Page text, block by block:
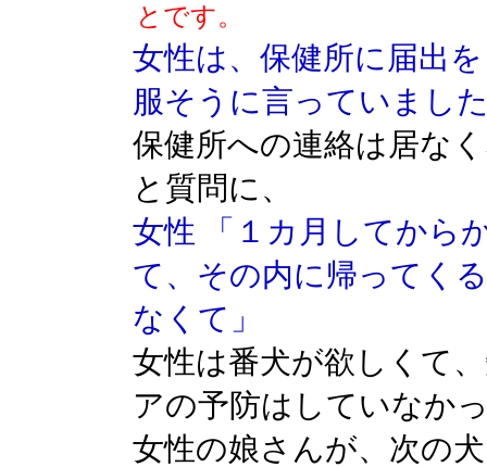
とです。
女性は、保健所に届出
服そうに言っていまし
保健所への連絡は居な
と質問に、
女性 「１カ月してから
て、その内に帰ってく
なくて」
女性は番犬が欲しくて
アの予防はしていなか
女性の娘さんが、次の